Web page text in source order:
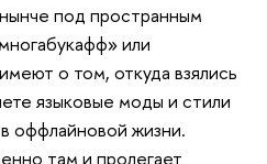
под пространным
или
о том, откуда взялись
языковые моды и стили
оффлайновой жизни.
там и пролегает